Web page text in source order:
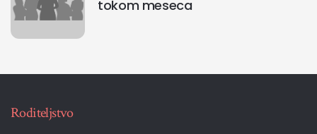
tokom meseca
Roditeljstvo